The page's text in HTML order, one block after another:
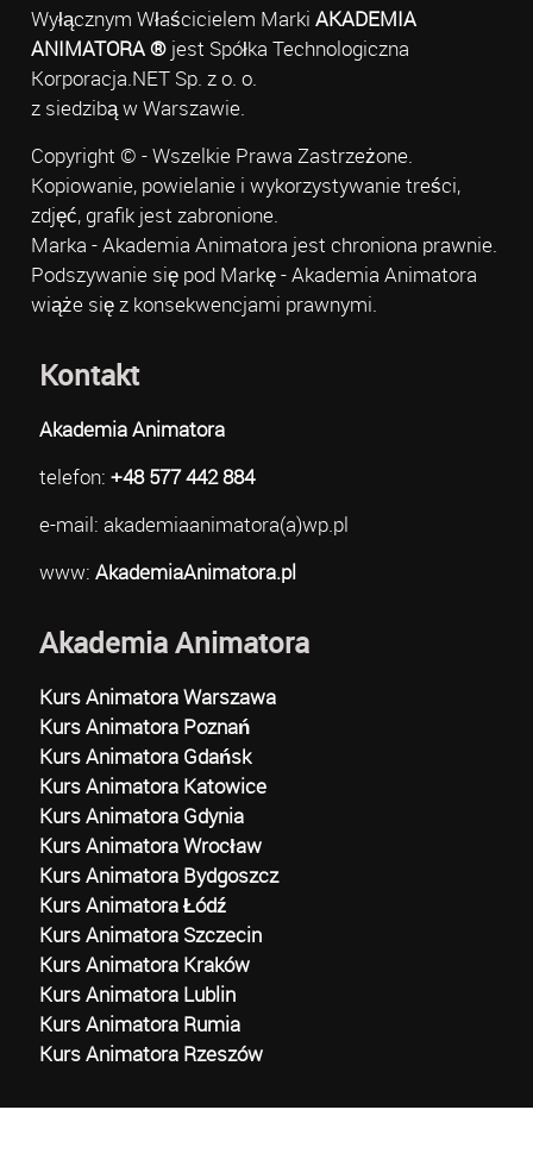
Wyłącznym Właścicielem Marki AKADEMIA
ANIMATORA ®jest Spółka Technologiczna
Korporacja.NET Sp. z o. o.
z siedzibą w Warszawie.
Copyright © - Wszelkie Prawa Zastrzeżone.
Kopiowanie, powielanie i wykorzystywanie treści,
zdjęć, grafik jest zabronione.
Marka - Akademia Animatora jest chroniona prawnie.
Podszywanie się pod Markę - Akademia Animatora
wiąże się z konsekwencjami prawnymi.
Kontakt
Akademia Animatora
telefon: +48 577 442 884
e-mail: akademiaanimatora(a)wp.pl
www: AkademiaAnimatora.pl
Akademia Animatora
Kurs Animatora Warszawa
Kurs Animatora Poznań
Kurs Animatora Gdańsk
Kurs Animatora Katowice
Kurs Animatora Gdynia
Kurs Animatora Wrocław
Kurs Animatora Bydgoszcz
Kurs Animatora Łódź
Kurs Animatora Szczecin
Kurs Animatora Kraków
Kurs Animatora Lublin
Kurs Animatora Rumia
Kurs Animatora Rzeszów